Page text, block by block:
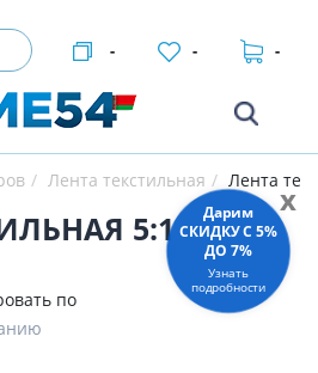
- - -
Лента текстильная Лента
5:1
по
x
Дарим
СКИДКУ C 5%
ДО 7%
Узнать
подробности